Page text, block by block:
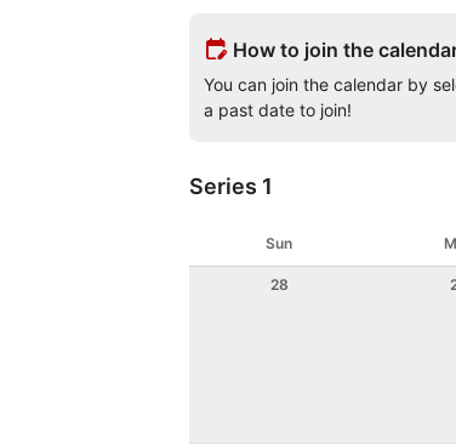
edit_calendar How to join the
You can join the calendar by
a past date to join!
Series 1
Sun
28